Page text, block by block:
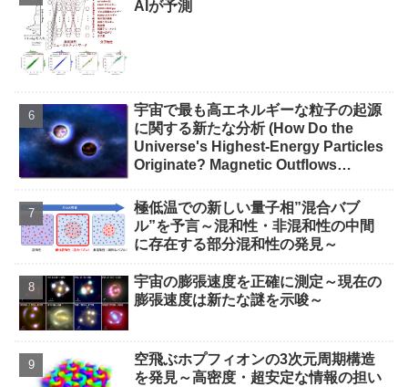
AIが予測
宇宙で最も高エネルギーな粒子の起源
に関する新たな分析 (How Do the
Universe's Highest-Energy Particles
Originate? Magnetic Outflows
Analysis Concludes)
極低温での新しい量子相”混合バブ
ル”を予言～混和性・非混和性の中間
に存在する部分混和性の発見～
宇宙の膨張速度を正確に測定～現在の
膨張速度は新たな謎を示唆～
空飛ぶホプフィオンの3次元周期構造
を発見～高密度・超安定な情報の担い